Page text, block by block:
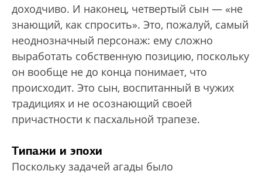
доходчиво. И наконец, четвертый сын — «не
знающий, как спросить». Это, пожалуй, самый
неоднозначный персонаж: ему сложно
выработать собственную позицию, поскольку
он вообще не до конца понимает, что
происходит. Это сын, воспитанный в чужих
традициях и не осознающий своей
причастности к пасхальной трапезе.
Типажи и эпохи
Поскольку задачей агады было